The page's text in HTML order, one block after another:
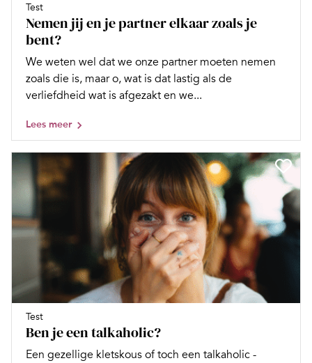
Test
Nemen jij en je partner elkaar zoals je
bent?
We weten wel dat we onze partner moeten nemen
zoals die is, maar o, wat is dat lastig als de
verliefdheid wat is afgezakt en we...
Lees meer
Test
Ben je een talkaholic?
Een gezellige kletskous of toch een talkaholic -